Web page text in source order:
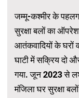
जम्मू-कश्मीर के
सुरक्षा बलों का
आतंकवादियों के घरों
घाटी में सक्रिय दो
गया. जून 2023 से
मंजिला घर सुरक्षा